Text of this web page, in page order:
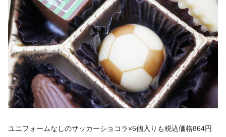
ユニフォームなしのサッカーショコラ×5個入りも税込価格864円